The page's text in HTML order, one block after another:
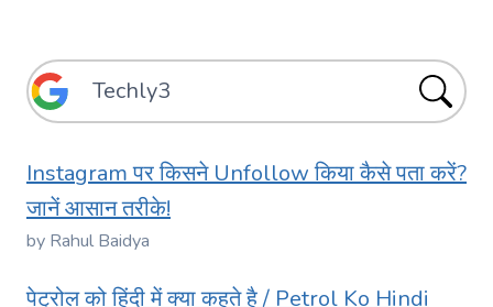
Instagram पर किसने Unfollow किया कैसे पता करें?
जानें आसान तरीके!
by Rahul Baidya
पेट्रोल को हिंदी में क्या कहते है / Petrol Ko Hindi